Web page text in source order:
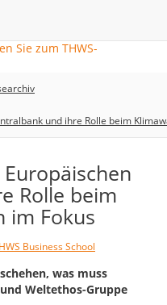
und ihre Rolle beim
Rolle beim
im Fokus
Business School
was muss
Weltethos-Gruppe